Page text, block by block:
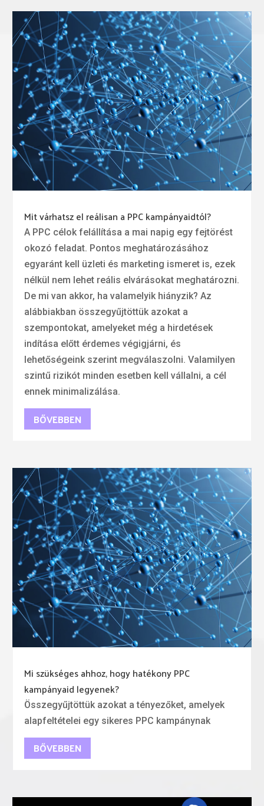
Mit várhatsz el reálisan a PPC kampányaidtól?
A PPC célok felállítása a mai napig egy fejtörést
okozó feladat. Pontos meghatározásához
egyaránt kell üzleti és marketing ismeret is, ezek
nélkül nem lehet reális elvárásokat meghatározni.
De mi van akkor, ha valamelyik hiányzik? Az
alábbiakban összegyűjtöttük azokat a
szempontokat, amelyeket még a hirdetések
indítása előtt érdemes végigjárni, és
lehetőségeink szerint megválaszolni. Valamilyen
szintű rizikót minden esetben kell vállalni, a cél
ennek minimalizálása.
BŐVEBBEN
Mi szükséges ahhoz, hogy hatékony PPC
kampányaid legyenek?
Összegyűjtöttük azokat a tényezőket, amelyek
alapfeltételei egy sikeres PPC kampánynak
BŐVEBBEN